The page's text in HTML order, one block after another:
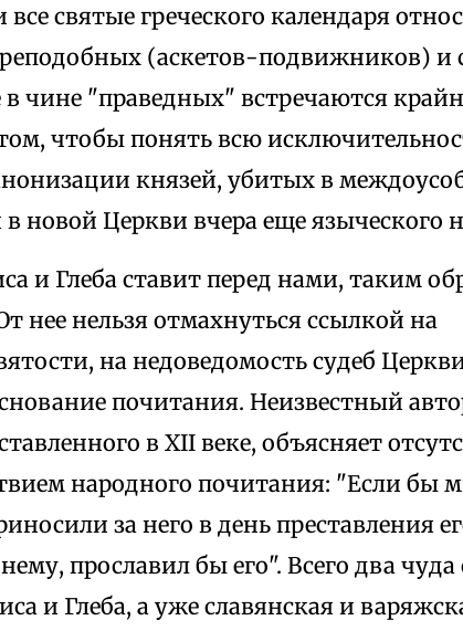
святые греческого календаря
(аскетов-подвижников) и
чине "праведных" встречаются
чтобы понять всю
князей, убитых в
новой Церкви вчера еще языческого
и Глеба ставит перед нами, таким
нее нельзя отмахнуться ссылкой на
на недоведомость судеб
почитания. Неизвестный
в XII веке, объясняет
народного почитания: "Если бы
за него в день преставления
прославил бы его". Всего два
и Глеба, а уже славянская и